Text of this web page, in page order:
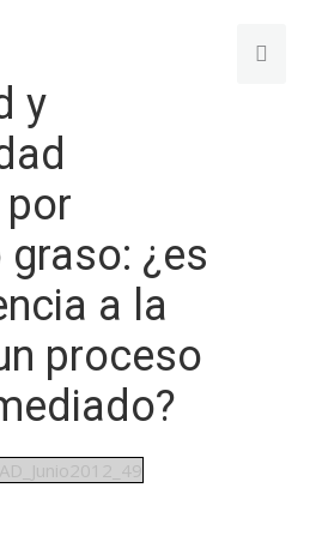
y
¿es
a la
proceso